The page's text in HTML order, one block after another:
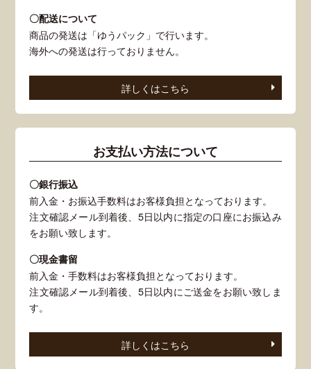
〇配送について
商品の発送は「ゆうパック」で行います。
海外への発送は行っておりません。
詳しくはこちら
お支払い方法について
〇銀行振込
前入金・お振込手数料はお客様負担となっております。
注文確認メール到着後、5日以内に指定の口座にお振込み
をお願い致します。
〇現金書留
前入金・手数料はお客様負担となっております。
注文確認メール到着後、5日以内にご送金をお願い致しま
す。
詳しくはこちら